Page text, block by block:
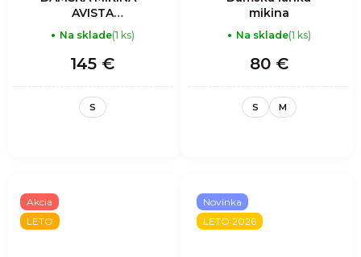
AVISTA
KANGAROO
HOODIE WOMAN-
RAW
Na sklade(1 ks)
145 €
S
mikina
Na sklade(1 ks)
80 €
S M
Akcia
LETO
Novinka
LETO 2026